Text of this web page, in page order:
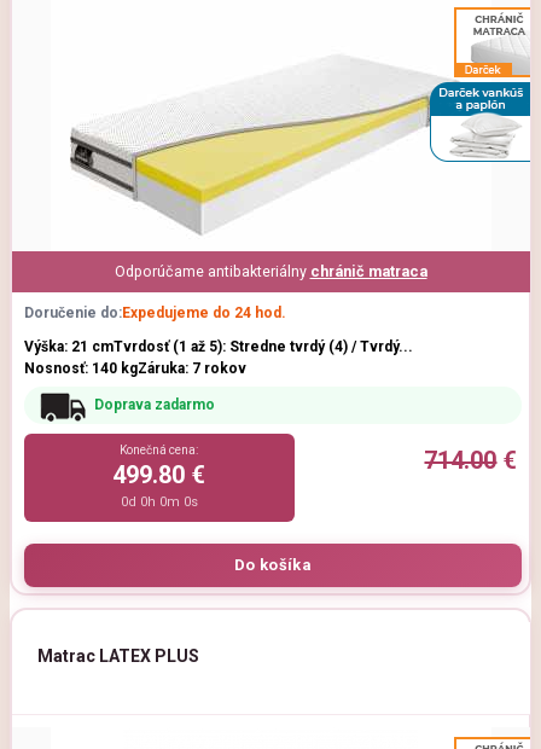
Odporúčame antibakteriálny chránič matraca
Doručenie do:Expedujeme do 24 hod.
Výška: 21 cmTvrdosť (1 až 5): Stredne tvrdý (4) / Tvrdý...
Nosnosť: 140 kgZáruka: 7 rokov
Doprava zadarmo
714.00€
Konečná cena:
499.80 €
0d 0h 0m 0s
Matrac LATEX PLUS